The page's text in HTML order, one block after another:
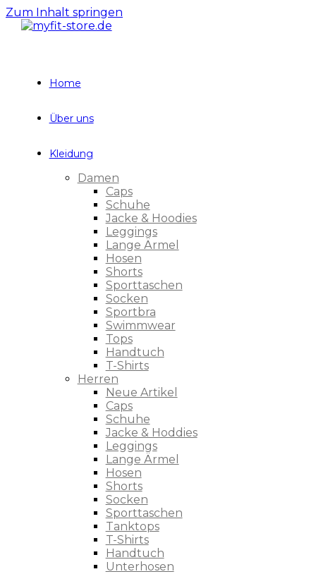
Zum Inhalt springen
Home
Über uns
Kleidung
Damen
Caps
Schuhe
Jacke & Hoodies
Leggings
Lange Ärmel
Hosen
Shorts
Sporttaschen
Socken
Sportbra
Swimmwear
Tops
Handtuch
T-Shirts
Herren
Neue Artikel
Caps
Schuhe
Jacke & Hoddies
Leggings
Lange Ärmel
Hosen
Shorts
Socken
Sporttaschen
Tanktops
T-Shirts
Handtuch
Unterhosen